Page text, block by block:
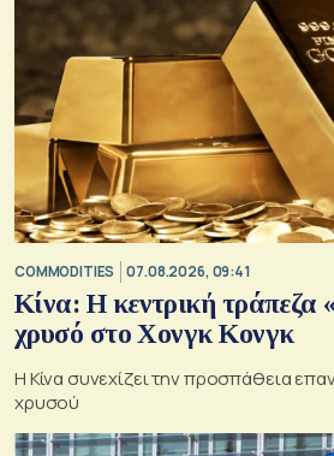
COMMODITIES 07.08.2026, 09:41
Κίνα: Η κεντρική τράπεζα
χρυσό στο Χονγκ Κονγκ
Η Κίνα συνεχίζει την προσπάθεια
χρυσού